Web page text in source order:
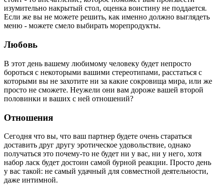
изумительно накрытый стол, оценка воистину не поддается.
Если же вы не можете решить, как именно должно выглядеть
меню - можете смело выбирать морепродукты.
Любовь
В этот день вашему любимому человеку будет непросто
бороться с некоторыми вашими стереотипами, расстаться с
которыми вы не захотите ни за какие сокровища мира, или же
просто не сможете. Неужели они вам дороже вашей второй
половинки и ваших с ней отношений?
Отношения
Сегодня что вы, что ваш партнер будете очень стараться
доставить друг другу эротическое удовольствие, однако
получаться это почему-то не будет ни у вас, ни у него, хотя
набор ласк будет достоин самой бурной реакции. Просто день
у вас такой: не самый удачный для совместной деятельности,
даже интимной.